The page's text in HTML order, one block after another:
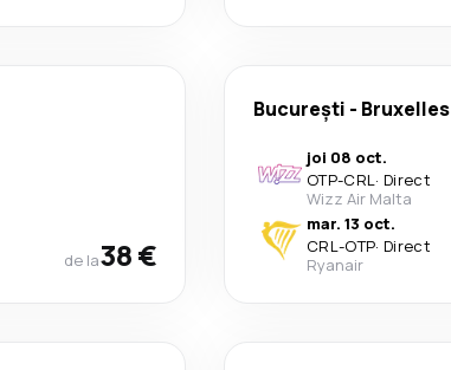
de la38 €
București - Bruxelles
joi 08 oct.
OTP-CRL· Direct
Wizz Air Malta
mar. 13 oct.
CRL-OTP· Direct
Ryanair